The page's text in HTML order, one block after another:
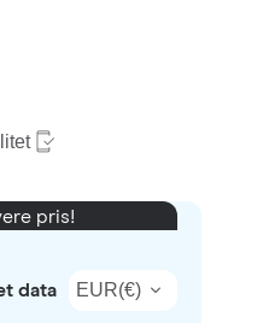
pris!
data EUR(€)